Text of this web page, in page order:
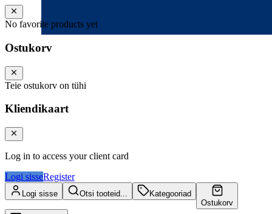
No favorite products yet
Ostukorv
Teie ostukorv on tühi
Kliendikaart
Log in to access your client card
Logi sisseRegister
Logi sisse Otsi tooteid...
Kategooriad
Ostukorv